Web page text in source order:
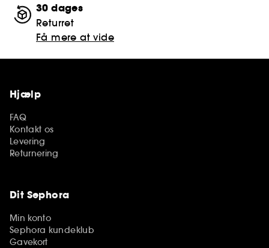
30 dages
Returret
Få mere at vide
Hjælp
FAQ
Kontakt os
Levering
Returnering
Dit Sephora
Min konto
Sephora kundeklub
Gavekort